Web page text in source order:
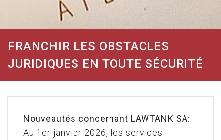
FRANCHIR LES OBSTACLES
JURIDIQUES EN TOUTE SÉCURITÉ
Nouveautés concernant LAWTANK SA:
Au 1er janvier 2026, les services